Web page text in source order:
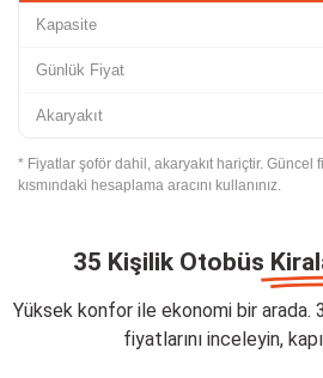
Kapasite
Günlük Fiyat
Akaryakıt
* Fiyatlar şoför dahil, akaryakıt hariçtir. Güncel
kısmındaki hesaplama aracını kullanınız.
35 Kişilik Otobüs
Yüksek konfor ile ekonomi bir arada.
fiyatlarını inceleyin,